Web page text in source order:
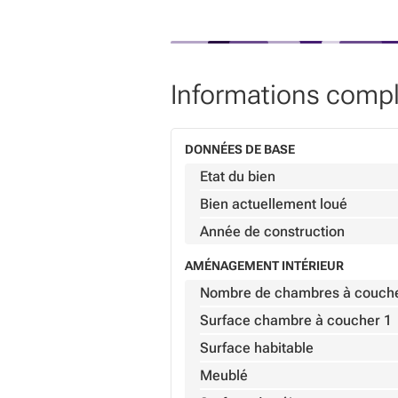
Informations
DONNÉES DE BASE
Etat du bien
Bien actuellement loué
Année de construction
AMÉNAGEMENT INTÉRIEUR
Nombre de chambres à
Surface chambre à coucher 1
Surface habitable
Meublé